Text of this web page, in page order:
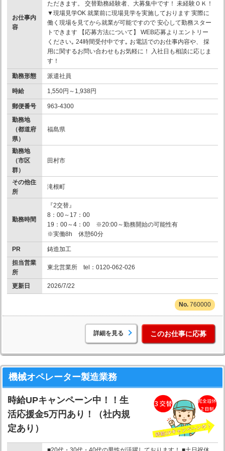
お仕事内
容
ただきます。 交替勤務経験者、大募集中です！ 未経験ＯＫ！
▼現場見学OK 就業前に現場見学を実施しております 実際に
働く現場を見てから就業が可能ですので 安心して勤務スター
トできます 【応募方法について】 WEB応募よりエントリー
ください｡ 24時間受付中です｡ お電話でのお仕事内容や、 採
用に関するお問い合わせもお気軽に！ 入社日も相談に応じま
す！
勤務形態 派遣社員
時給 1,550円～1,938円
郵便番号
963-4300
勤務地
（都道府
県）
福島県
勤務地
（市区
群）
田村市
その他住
所
滝根町
勤務時間
『2交替』
8：00～17：00
19：00～4：00 ※20:00～勤務開始の可能性有
※実働8h 休憩60分
PR
鋳造加工
担当営業
所
東北営業所 tel：0120-062-026
更新日 2026/7/22
760000
詳細を見る このお仕事に応募
機械オペレーター製造業務
時給UPキャンペーン中！！生
活応援金5万円あり！（社内規
定あり）